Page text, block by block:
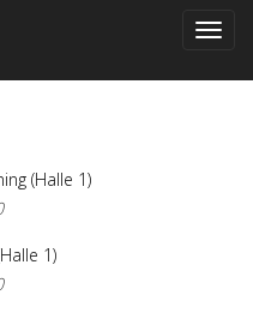
(Halle 1)
1)